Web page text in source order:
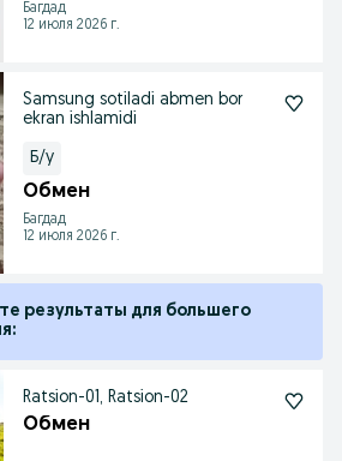
Багдад
12 июля 2026 г.
Samsung sotiladi abmen bor
ekran ishlamidi
Б/у
Обмен
Багдад
12 июля 2026 г.
результаты для большего
Ratsion-01, Ratsion-02
Обмен